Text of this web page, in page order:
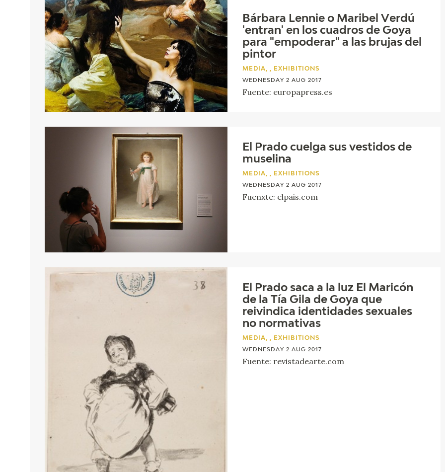
Bárbara Lennie o Maribel Verdú
'entran' en los cuadros de Goya
para "empoderar" a las brujas del
pintor
MEDIA, , EXHIBITIONS
WEDNESDAY 2 AUG 2017
Fuente: europapress.es
El Prado cuelga sus vestidos de
muselina
MEDIA, , EXHIBITIONS
WEDNESDAY 2 AUG 2017
Fuenxte: elpais.com
El Prado saca a la luz El Maricón
de la Tía Gila de Goya que
reivindica identidades sexuales
no normativas
MEDIA, , EXHIBITIONS
WEDNESDAY 2 AUG 2017
Fuente: revistadearte.com